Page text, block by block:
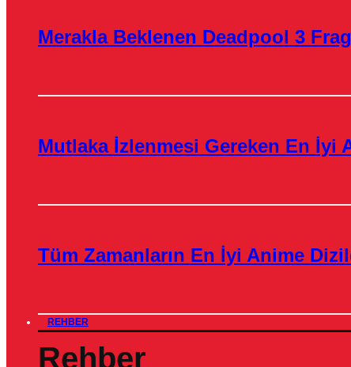
Merakla Beklenen Deadpool 3
Mutlaka İzlenmesi Gereken En İyi
Tüm Zamanların En İyi Anime
REHBER
Rehber